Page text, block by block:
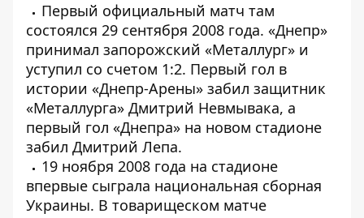
Первый официальный матч там
состоялся 29 сентября 2008 года. «Днепр»
принимал запорожский «Металлург» и
уступил со счетом 1:2. Первый гол в
истории «Днепр-Арены» забил защитник
«Металлурга» Дмитрий Невмывака, а
первый гол «Днепра» на новом стадионе
забил Дмитрий Лепа.
19 ноября 2008 года на стадионе
впервые сыграла национальная сборная
Украины. В товарищеском матче